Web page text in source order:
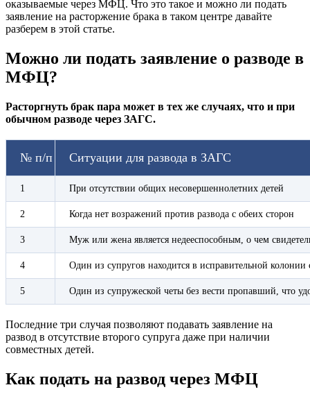
оказываемые через МФЦ. Что это такое и можно ли подать
заявление на расторжение брака в таком центре давайте
разберем в этой статье.
Можно ли подать заявление о разводе в
МФЦ?
Расторгнуть брак пара может в тех же случаях, что и при
обычном разводе через ЗАГС.
№ п/п Ситуации для развода в ЗАГС
1 При отсутствии общих несовершеннолетних детей
2 Когда нет возражений против развода с обеих сторон
3 Муж или жена является недееспособным, о чем
4 Один из супругов находится в исправительной
5 Один из супружеской четы без вести пропавший, что
Последние три случая позволяют подавать заявление на
развод в отсутствие второго супруга даже при наличии
совместных детей.
Как подать на развод через МФЦ